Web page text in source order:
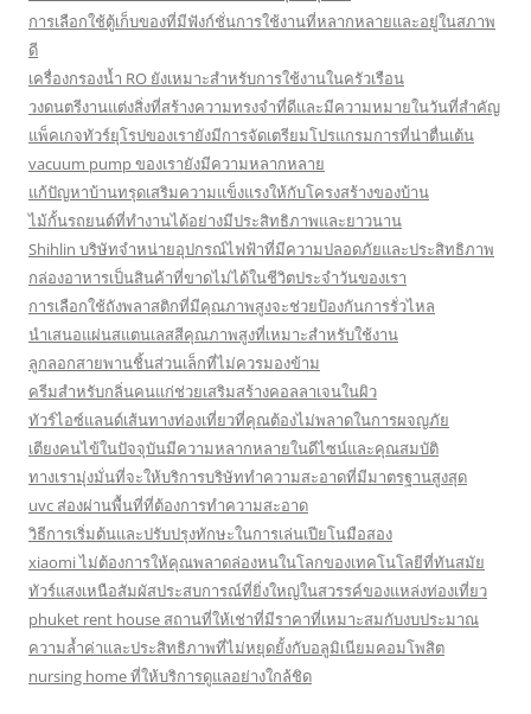
การเลือกใช้ตู้เก็บของที่มีฟังก์ชั่นการใช้งานที่หลากหลายและอยู่ในสภาพ
ดี
เครื่องกรองน้ำ RO ยังเหมาะสำหรับการใช้งานในครัวเรือน
วงดนตรีงานแต่งสิ่งที่สร้างความทรงจำที่ดีและมีความหมายในวันที่สำคัญ
แพ็คเกจทัวร์ยุโรปของเรายังมีการจัดเตรียมโปรแกรมการที่น่าตื่นเต้น
vacuum pump ของเรายังมีความหลากหลาย
แก้ปัญหาบ้านทรุดเสริมความแข็งแรงให้กับโครงสร้างของบ้าน
ไม้กั้นรถยนต์ที่ทำงานได้อย่างมีประสิทธิภาพและยาวนาน
Shihlin บริษัทจำหน่ายอุปกรณ์ไฟฟ้าที่มีความปลอดภัยและประสิทธิภาพ
กล่องอาหารเป็นสินค้าที่ขาดไม่ได้ในชีวิตประจำวันของเรา
การเลือกใช้ถังพลาสติกที่มีคุณภาพสูงจะช่วยป้องกันการรั่วไหล
นำเสนอแผ่นสแตนเลสสีคุณภาพสูงที่เหมาะสำหรับใช้งาน
ลูกลอกสายพานชิ้นส่วนเล็กที่ไม่ควรมองข้าม
ครีมสำหรับกลิ่นคนแก่ช่วยเสริมสร้างคอลลาเจนในผิว
ทัวร์ไอซ์แลนด์เส้นทางท่องเที่ยวที่คุณต้องไม่พลาดในการผจญภัย
เตียงคนไข้ในปัจจุบันมีความหลากหลายในดีไซน์และคุณสมบัติ
ทางเรามุ่งมั่นที่จะให้บริการบริษัททำความสะอาดที่มีมาตรฐานสูงสุด
uvc ส่องผ่านพื้นที่ที่ต้องการทำความสะอาด
วิธีการเริ่มต้นและปรับปรุงทักษะในการเล่นเปียโนมือสอง
xiaomi ไม่ต้องการให้คุณพลาดล่องหนในโลกของเทคโนโลยีที่ทันสมัย
ทัวร์แสงเหนือสัมผัสประสบการณ์ที่ยิ่งใหญ่ในสวรรค์ของแหล่งท่องเที่ยว
phuket rent house สถานที่ให้เช่าที่มีราคาที่เหมาะสมกับงบประมาณ
ความล้ำค่าและประสิทธิภาพที่ไม่หยุดยั้งกับอลูมิเนียมคอมโพสิต
nursing home ที่ให้บริการดูแลอย่างใกล้ชิด